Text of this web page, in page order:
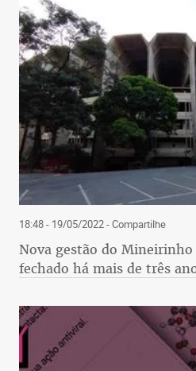
18:48 - 19/05/2022- Compartilhe
Nova gestão do
fechado há mais de três